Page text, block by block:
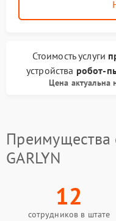
Стоимость услуги
устройства робот-
Цена актуальна
Преимущества
GARLYN
12
сотрудников в штате